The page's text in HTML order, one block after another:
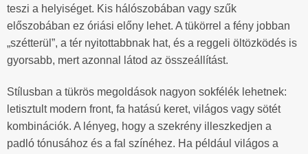
teszi a helyiséget. Kis hálószobában vagy szűk
előszobában ez óriási előny lehet. A tükörrel a fény jobban
„szétterül”, a tér nyitottabbnak hat, és a reggeli öltözködés is
gyorsabb, mert azonnal látod az összeállítást.
Stílusban a tükrös megoldások nagyon sokfélék lehetnek:
letisztult modern front, fa hatású keret, világos vagy sötét
kombinációk. A lényeg, hogy a szekrény illeszkedjen a
padló tónusához és a fal színéhez. Ha például világos a